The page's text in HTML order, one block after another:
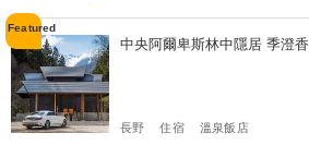
中央阿爾卑斯林中隱居 季澄香
長野 住宿 溫泉飯店